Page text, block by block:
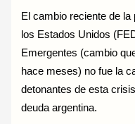
El cambio reciente de
los Estados Unidos
Emergentes (cambio
hace meses) no fue la
detonantes de esta
deuda argentina.